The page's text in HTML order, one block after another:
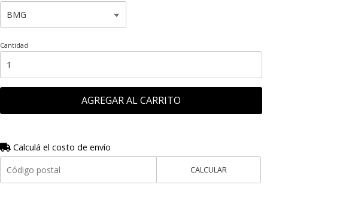
Cantidad
AGREGAR AL CARRITO
Calculá el costo de envío
CALCULAR